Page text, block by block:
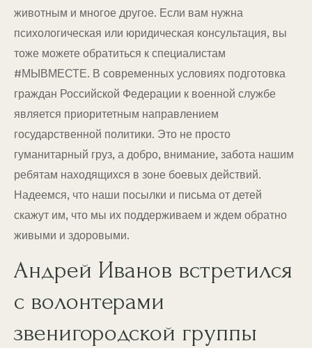
животным и многое другое. Если вам нужна
психологическая или юридическая консультация, вы
тоже можете обратиться к специалистам
#МЫВМЕСТЕ. В современных условиях подготовка
граждан Российской Федерации к военной службе
является приоритетным направлением
государственной политики. Это не просто
гуманитарный груз, а добро, внимание, забота нашим
ребятам находящихся в зоне боевых действий.
Надеемся, что наши посылки и письма от детей
скажут им, что мы их поддерживаем и ждем обратно
живыми и здоровыми.
Андрей Иванов встретился
с волонтерами
звенигородской группы